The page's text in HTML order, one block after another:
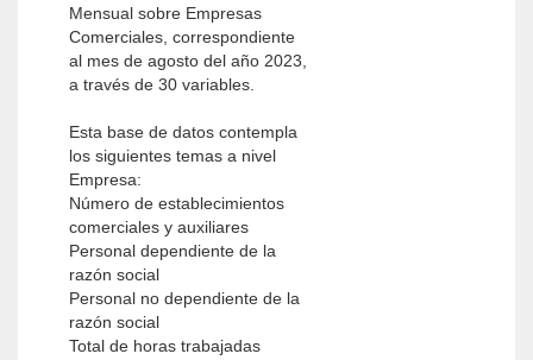
Mensual sobre Empresas
Comerciales, correspondiente
al mes de agosto del año 2023,
a través de 30 variables.
Esta base de datos contempla
los siguientes temas a nivel
Empresa:
Número de establecimientos
comerciales y auxiliares
Personal dependiente de la
razón social
Personal no dependiente de la
razón social
Total de horas trabajadas